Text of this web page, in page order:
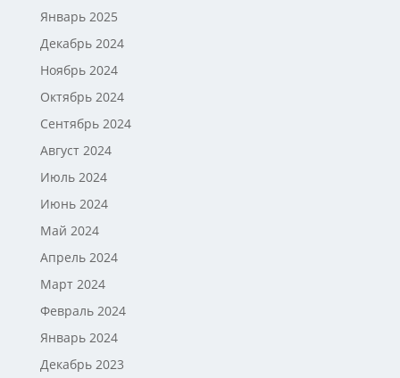
Январь 2025
Декабрь 2024
Ноябрь 2024
Октябрь 2024
Сентябрь 2024
Август 2024
Июль 2024
Июнь 2024
Май 2024
Апрель 2024
Март 2024
Февраль 2024
Январь 2024
Декабрь 2023